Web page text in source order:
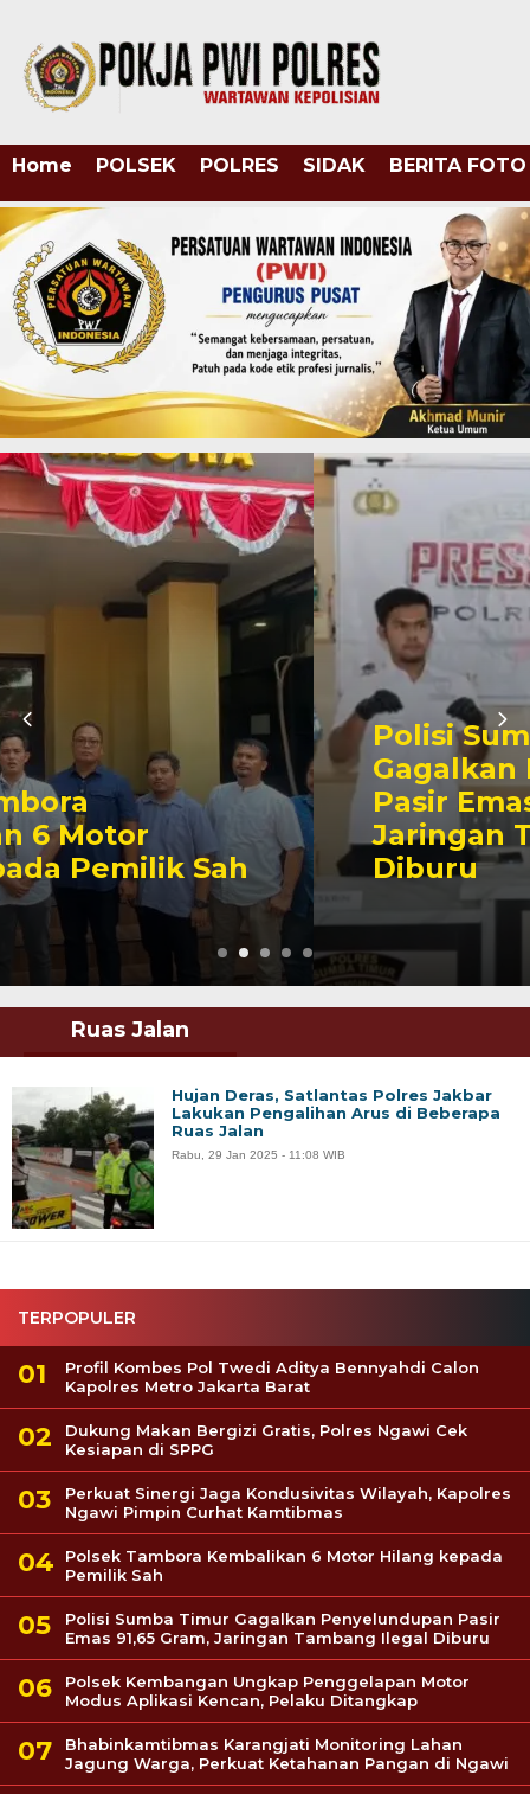
Home POLSEK POLRES SIDAK BERITA FOTO
Polisi Sumba Timur
Gagalkan Penyelundupan
Pasir Emas 91,65 Gram,
Jaringan Tambang Ilegal
Diburu
TERPOPULER
Profil Kombes Pol Twedi Aditya Bennyahdi Calon
Kapolres Metro Jakarta Barat
Dukung Makan Bergizi Gratis, Polres Ngawi Cek
Kesiapan di SPPG
Perkuat Sinergi Jaga Kondusivitas Wilayah, Kapolres
Ngawi Pimpin Curhat Kamtibmas
Polsek Tambora Kembalikan 6 Motor Hilang kepada
Pemilik Sah
Polisi Sumba Timur Gagalkan Penyelundupan Pasir
Emas 91,65 Gram, Jaringan Tambang Ilegal Diburu
Polsek Kembangan Ungkap Penggelapan Motor
Modus Aplikasi Kencan, Pelaku Ditangkap
Bhabinkamtibmas Karangjati Monitoring Lahan
Jagung Warga, Perkuat Ketahanan Pangan di Ngawi
Ruas Jalan
Hujan Deras, Satlantas Polres Jakbar
Lakukan Pengalihan Arus di Beberapa
Ruas Jalan
Rabu, 29 Jan 2025 - 11:08 WIB